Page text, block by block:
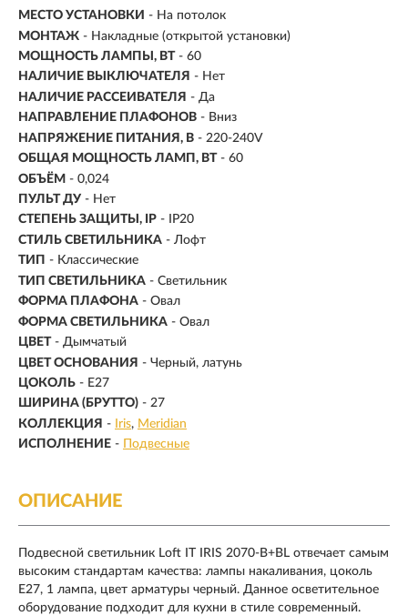
МЕСТО УСТАНОВКИ - На потолок
МОНТАЖ - Накладные (открытой установки)
МОЩНОСТЬ ЛАМПЫ, ВТ - 60
НАЛИЧИЕ ВЫКЛЮЧАТЕЛЯ - Нет
НАЛИЧИЕ РАССЕИВАТЕЛЯ - Да
НАПРАВЛЕНИЕ ПЛАФОНОВ - Вниз
НАПРЯЖЕНИЕ ПИТАНИЯ, В - 220-240V
ОБЩАЯ МОЩНОСТЬ ЛАМП, ВТ - 60
ОБЪЁМ - 0,024
ПУЛЬТ ДУ - Нет
СТЕПЕНЬ ЗАЩИТЫ, IP - IP20
СТИЛЬ СВЕТИЛЬНИКА - Лофт
ТИП - Классические
ТИП СВЕТИЛЬНИКА - Светильник
ФОРМА ПЛАФОНА - Овал
ФОРМА СВЕТИЛЬНИКА - Овал
ЦВЕТ - Дымчатый
ЦВЕТ ОСНОВАНИЯ - Черный, латунь
ЦОКОЛЬ - E27
ШИРИНА (БРУТТО) - 27
КОЛЛЕКЦИЯ - Iris
Meridian
ИСПОЛНЕНИЕ - Подвесные
ОПИСАНИЕ
Подвесной светильник Loft IT IRIS 2070-B+BL отвечает самым
высоким стандартам качества: лампы накаливания, цоколь
E27, 1 лампа, цвет арматуры черный. Данное осветительное
оборудование подходит для кухни в стиле современный.